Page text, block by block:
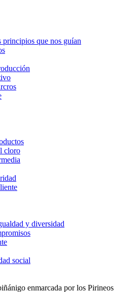
principios que nos guían
cloro
y diversidad
social